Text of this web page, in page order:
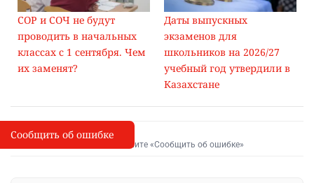
СОР и СОЧ не будут
проводить в начальных
классах с 1 сентября. Чем
их заменят?
Даты выпускных
экзаменов для
школьников на 2026/27
учебный год утвердили в
Казахстане
I
Сообщить об опечатке
Выделите фрагмент и нажмите «Сообщить об ошибке»
Сообщить об ошибке